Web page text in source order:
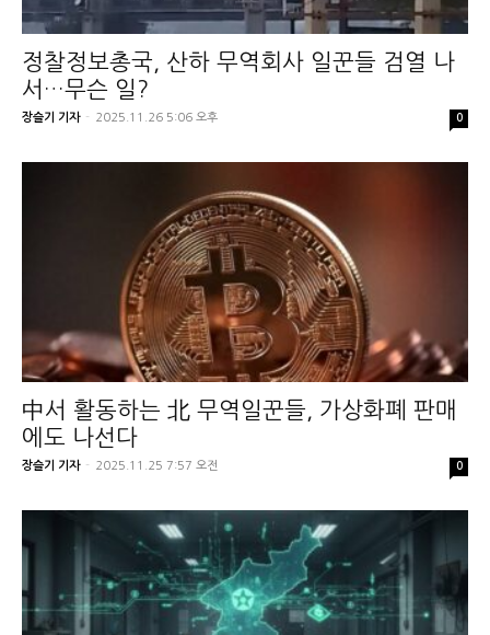
정찰정보총국, 산하 무역회사 일꾼들 검열 나
서…무슨 일?
장슬기 기자 - 2025.11.26 5:06 오후 0
中서 활동하는 北 무역일꾼들, 가상화폐 판매
에도 나선다
장슬기 기자 - 2025.11.25 7:57 오전 0